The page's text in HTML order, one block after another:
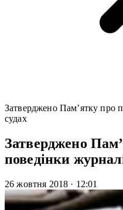
Затверджено Пам’ятку про
судах
Затверджено
поведінки
26 жовтня 2018 · 12:01